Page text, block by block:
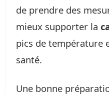
de prendre des
mieux supporter la
pics de température
santé.
Une bonne